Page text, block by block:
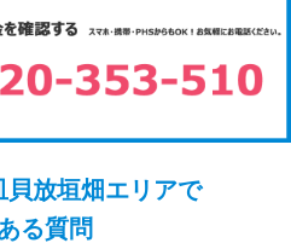
貝放垣畑エリアで
る質問